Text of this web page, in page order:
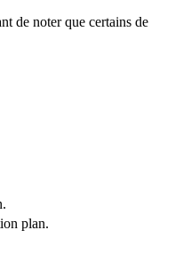
de noter que certains de
plan.